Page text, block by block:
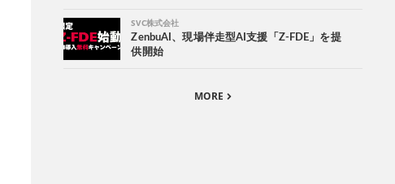
SVC株式会社
ZenbuAI、現場伴走型AI支援「Z-FDE」を提
供開始
MORE